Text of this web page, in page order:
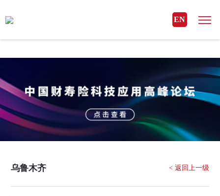
EN
< 返回上一级
乌鲁木齐